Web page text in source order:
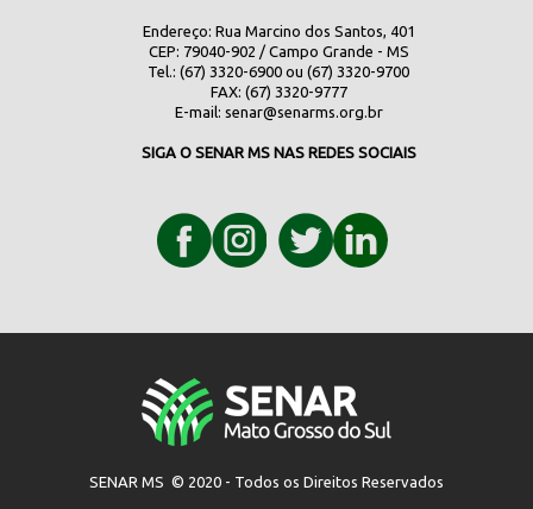
Endereço: Rua Marcino dos Santos, 401
CEP: 79040-902 / Campo Grande - MS
Tel.: (67) 3320-6900 ou (67) 3320-9700
FAX: (67) 3320-9777
E-mail: senar@senarms.org.br
SIGA O SENAR MS NAS REDES SOCIAIS
SENAR MS © 2020 - Todos os Direitos Reservados